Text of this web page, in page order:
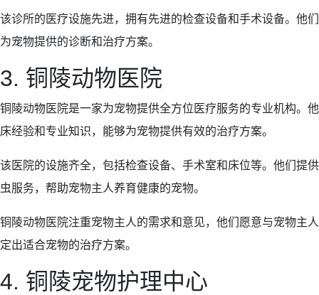
该诊所的医疗设施先进，拥有先进的检查设备和手术设备。他
为宠物提供的诊断和治疗方案。
3. 铜陵动物医院
铜陵动物医院是一家为宠物提供全方位医疗服务的专业机构。
床经验和专业知识，能够为宠物提供有效的治疗方案。
该医院的设施齐全，包括检查设备、手术室和床位等。他们提
虫服务，帮助宠物主人养育健康的宠物。
铜陵动物医院注重宠物主人的需求和意见，他们愿意与宠物主
定出适合宠物的治疗方案。
4. 铜陵宠物护理中心